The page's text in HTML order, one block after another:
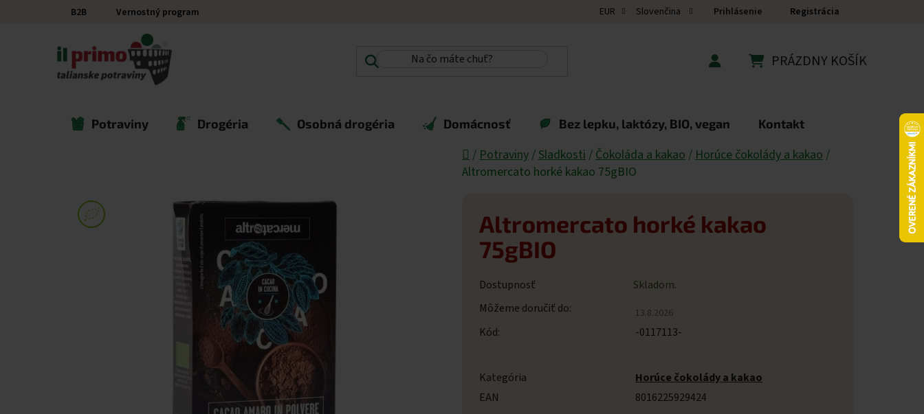
Prejsť na obsahB2B Vernostný program EUR Slovenčina Prihlásenie Registrácia
PRÁZDNY KOŠÍK
Potraviny Drogéria Osobná drogéria Domácnosť Bez lepku, laktózy, BIO, vegan Kontakt
Domov
/ Potraviny / Sladkosti / Čokoláda a kakao / Horúce čokolády a kakao /
Altromercato horké kakao 75gBIO
Altromercato horké kakao
75gBIO
Dostupnosť
Skladom.
Môžeme doručiť do:
13.8.2026
Kód: -0117113-
Kategória
Horúce čokolády a kakao
EAN
8016225929424